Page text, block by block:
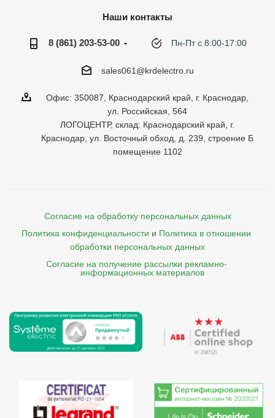
Наши контакты
8 (861) 203-53-00 Пн-Пт с 8:00-17:00
sales061@krdelectro.ru
Офис: 350087, Краснодарский край, г. Краснодар,
ул. Российская, 564
ЛОГОЦЕНТР, склад: Краснодарский край, г.
Краснодар, ул. Восточный обход, д. 239, строение Б
помещение 1102
Согласие на обработку персональных данных
Политика конфиденциальности и Политика в отношении
обработки персональных данных
Согласие на получение рассылки рекламно-
    информационных материалов